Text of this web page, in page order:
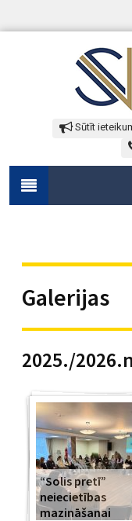
Sūtīt
Galerijas
2025./
“Solis pretī”
neiecietības
mazināšanai